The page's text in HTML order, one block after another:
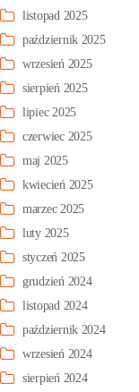
listopad 2025
październik 2025
wrzesień 2025
sierpień 2025
lipiec 2025
czerwiec 2025
maj 2025
kwiecień 2025
marzec 2025
luty 2025
styczeń 2025
grudzień 2024
listopad 2024
październik 2024
wrzesień 2024
sierpień 2024